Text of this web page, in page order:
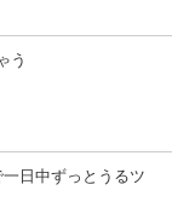
う
日中ずっとうるツ